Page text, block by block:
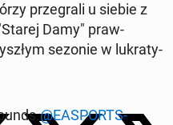
prze­grali u siebie z
Damy" praw­
sezonie w lukraty­
@EA­S­PORTS­